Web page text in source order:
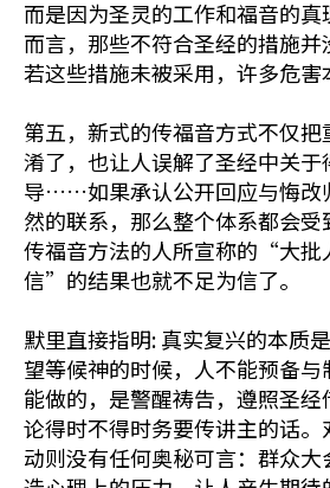
而是因为圣灵的工作和福音的
而言，那些不符合圣经的措施
若这些措施未被采用，许多危害
第五，新式的传福音方式不仅
淆了，也让人误解了圣经中关于
导……如果承认公开回应与悔改
然的联系，那么整个体系都会
传福音方法的人所宣称的“大批
信”的结果也就不足为信了。
默里直接指明: 真实复兴的本质
望等候神的时候，人不能预备
能做的，是警醒祷告，遵照圣
论得时不得时务要传讲主的话
动则没有任何奥秘可言：群众